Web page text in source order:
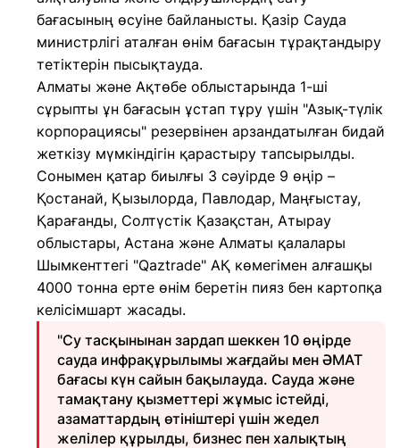
бағасының өсуіне байланысты. Қазір Сауда
министрлігі аталған өнім бағасын тұрақтандыру
тетіктерін пысықтауда.
Алматы және Ақтөбе облыстарында 1-ші
сұрыпты ұн бағасын ұстап тұру үшін "Азық-түлік
корпорациясы" резервінен арзандатылған бидай
жеткізу мүмкіндігін қарастыру тапсырылды.
Сонымен қатар биылғы 3 сәуірде 9 өңір –
Қостанай, Қызылорда, Павлодар, Маңғыстау,
Қарағанды, Солтүстік Қазақстан, Атырау
облыстары, Астана және Алматы қалалары
Шымкенттегі "Qaztrade" АҚ көмегімен алғашқы
4000 тонна ерте өнім беретін пияз бен картопқа
келісімшарт жасады.
"Су тасқынынан зардап шеккен 10 өңірде
сауда инфрақұрылымы жағдайы мен ӘМАТ
бағасы күн сайын бақылауда. Сауда және
тамақтану қызметтері жұмыс істейді,
азаматтардың өтініштері үшін жедел
желілер құрылды, бизнес пен халықтың